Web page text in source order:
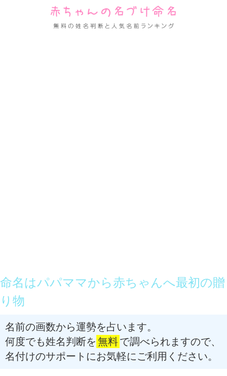
命名はパパママから赤ちゃんへ最初の贈
り物
名前の画数から運勢を占います。
何度でも姓名判断を 無料で調べられますので、
名付けのサポートにお気軽にご利用ください。